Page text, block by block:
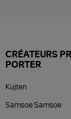
CRÉATEURS
PORTER
Kujten
Samsoe Samsoe